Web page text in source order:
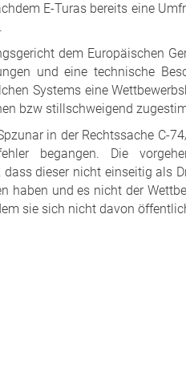
E-Turas bereits eine
dem Europäischen
und eine technische
Systems eine
bzw stillschweigend
in der Rechtssache C-
begangen. Die
dieser nicht einseitig als
haben und es nicht der
sie sich nicht davon